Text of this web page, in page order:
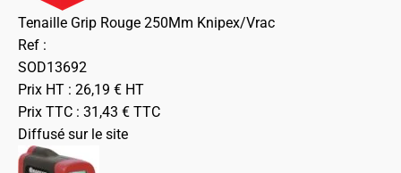
Tenaille Grip Rouge 250Mm Knipex/Vrac
Ref :
SOD13692
Prix HT : 26,19 € HT
Prix TTC : 31,43 € TTC
Diffusé sur le site